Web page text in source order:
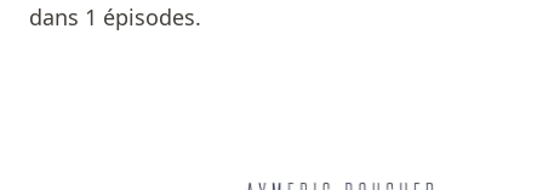
dans 1 épisodes.